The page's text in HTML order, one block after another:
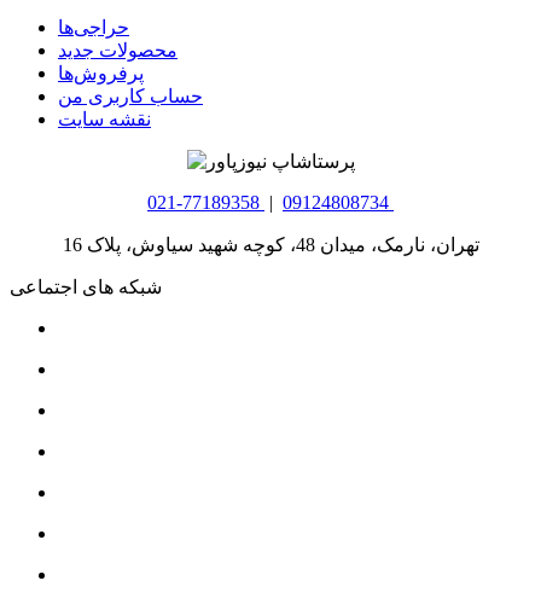
حراجی‌ها
محصولات جدید
پرفروش‌ها
حساب کاربری من
نقشه سایت
021-77189358 | 09124808734
تهران، نارمک، میدان 48، کوچه شهید سیاوش، پلاک 16
شبکه های اجتماعی